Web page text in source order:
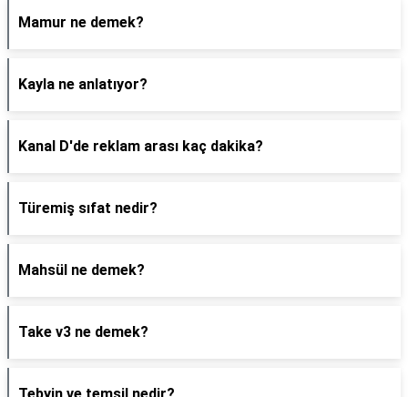
Mamur ne demek?
Kayla ne anlatıyor?
Kanal D'de reklam arası kaç dakika?
Türemiş sıfat nedir?
Mahsül ne demek?
Take v3 ne demek?